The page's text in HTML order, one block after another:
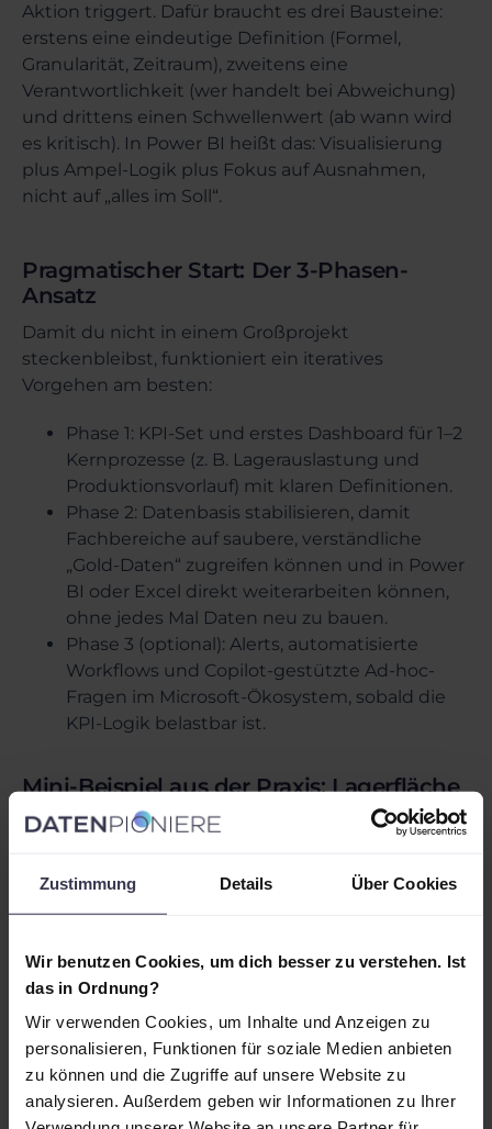
Zustimmung Details Über Cookies
Wir benutzen Cookies, um dich besser zu verstehen. Ist
das in Ordnung?
Wir verwenden Cookies, um Inhalte und Anzeigen zu
personalisieren, Funktionen für soziale Medien anbieten
zu können und die Zugriffe auf unsere Website zu
analysieren. Außerdem geben wir Informationen zu Ihrer
Aktion triggert. Dafür braucht es drei Bausteine:
erstens eine eindeutige Definition (Formel,
Granularität, Zeitraum), zweitens eine
Verantwortlichkeit (wer handelt bei Abweichung)
und drittens einen Schwellenwert (ab wann wird
es kritisch). In Power BI heißt das: Visualisierung
plus Ampel-Logik plus Fokus auf Ausnahmen,
nicht auf „alles im Soll“.
Pragmatischer Start: Der 3-Phasen-
Ansatz
Damit du nicht in einem Großprojekt
steckenbleibst, funktioniert ein iteratives
Vorgehen am besten:
Phase 1: KPI-Set und erstes Dashboard für 1–2
Kernprozesse (z. B. Lagerauslastung und
Produktionsvorlauf) mit klaren Definitionen.
Phase 2: Datenbasis stabilisieren, damit
Fachbereiche auf saubere, verständliche
„Gold-Daten“ zugreifen können und in Power
BI oder Excel direkt weiterarbeiten können,
ohne jedes Mal Daten neu zu bauen.
Phase 3 (optional): Alerts, automatisierte
Workflows und Copilot-gestützte Ad-hoc-
Fragen im Microsoft-Ökosystem, sobald die
KPI-Logik belastbar ist.
Mini-Beispiel aus der Praxis: Lagerfläche
richtig steuern
Kunden zwei Drittel des Lagers belegt, ohne dass
Schwellenwerten wird sichtbar, wo Fläche knapp
wird und welche Bestandsmodelle umgestellt
ansprechen, bevor Neuaufträge angenommen
werden, die das Lager blockieren. Ergebnis:
weniger Ad-hoc-Umlagerungen, bessere
Lieferfähigkeit und planbarere Kapazitäten.